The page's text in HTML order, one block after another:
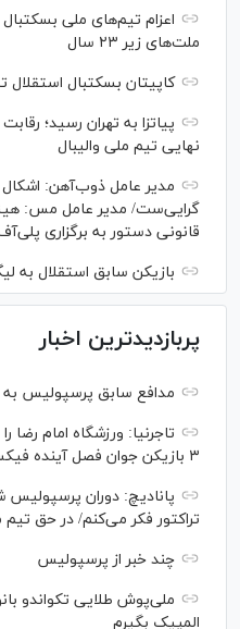
ملت‌های زیر ۲۳ سال
کاپیتان بسکتبال استقلال
نهایی تیم ملی والیبال
مدیر عامل ذوب‌آهن: اشکال
گرایی‌ست/ مدیر عامل مس:
قانونی دستور به برگزاری
بازیکن سابق استقلال به
پربازدیدترین اخبار
مدافع سابق پرسپولیس به
تاجرنیا: ورزشگاه امام رضا
۳ بازیکن جوان فصل آینده فیکس ترکیب می‌شوند
پانادیچ: دوران پرسپولیس
تراکتور فکر می‌کنم/ در حق
چند خبر از پرسپولیس
ملی‌پوش‌ طلایی تکواندو
المپیک بگیرم